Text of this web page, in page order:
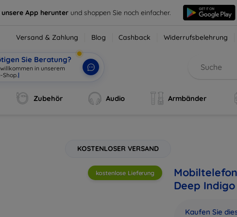
unsere App herunter und shoppen Sie noch einfacher.
Versand & Zahlung Blog Cashback Widerrufsbelehrung
Sie Beratung?
in unserem
Shop. |
Zubehör Audio Armbänder
KOSTENLOSER VERSAND
kostenlose Lieferung
Mobiltelefon
Deep Indigo
Kaufen Sie